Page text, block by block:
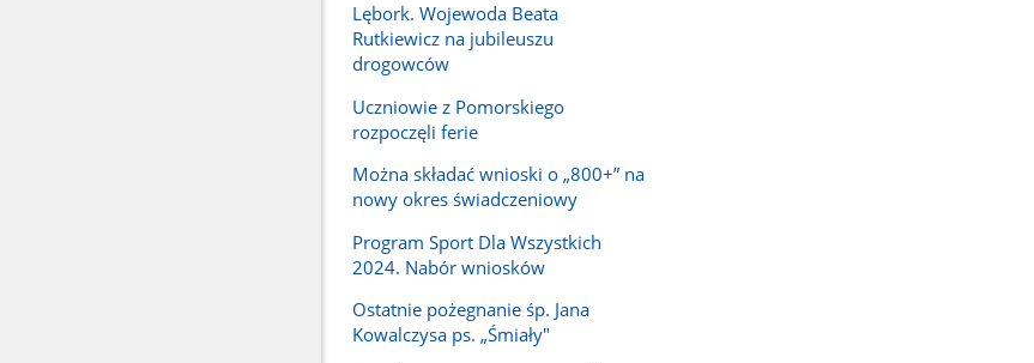
Lębork. Wojewoda Beata
Rutkiewicz na jubileuszu
drogowców
Uczniowie z Pomorskiego
rozpoczęli ferie
Można składać wnioski o „800+” na
nowy okres świadczeniowy
Program Sport Dla Wszystkich
2024. Nabór wniosków
Ostatnie pożegnanie śp. Jana
Kowalczysa ps. „Śmiały"